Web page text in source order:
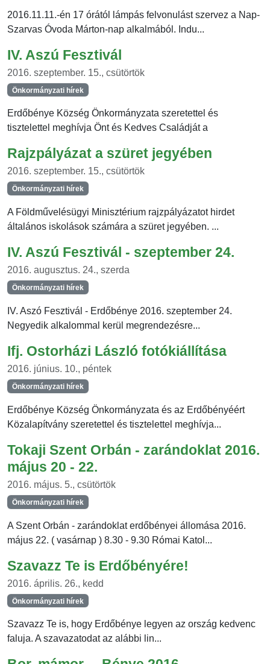
2016.11.11.-én 17 órától lámpás felvonulást szervez a Nap-
Szarvas Óvoda Márton-nap alkalmából. Indu...
IV. Aszú Fesztivál
2016. szeptember. 15., csütörtök
Önkormányzati hírek
Erdőbénye Község Önkormányzata szeretettel és
tisztelettel meghívja Önt és Kedves Családját a
Rajzpályázat a szüret jegyében
2016. szeptember. 15., csütörtök
Önkormányzati hírek
A Földművelésügyi Minisztérium rajzpályázatot hirdet
általános iskolások számára a szüret jegyében. ...
IV. Aszú Fesztivál - szeptember 24.
2016. augusztus. 24., szerda
Önkormányzati hírek
IV. Aszó Fesztivál - Erdőbénye 2016. szeptember 24.
Negyedik alkalommal kerül megrendezésre...
Ifj. Ostorházi László fotókiállítása
2016. június. 10., péntek
Önkormányzati hírek
Erdőbénye Község Önkormányzata és az Erdőbényéért
Közalapítvány szeretettel és tisztelettel meghívja...
Tokaji Szent Orbán - zarándoklat 2016.
május 20 - 22.
2016. május. 5., csütörtök
Önkormányzati hírek
A Szent Orbán - zarándoklat erdőbényei állomása 2016.
május 22. ( vasárnap ) 8.30 - 9.30 Római Katol...
Szavazz Te is Erdőbényére!
2016. április. 26., kedd
Önkormányzati hírek
Szavazz Te is, hogy Erdőbénye legyen az ország kedvenc
faluja. A szavazatodat az alábbi lin...